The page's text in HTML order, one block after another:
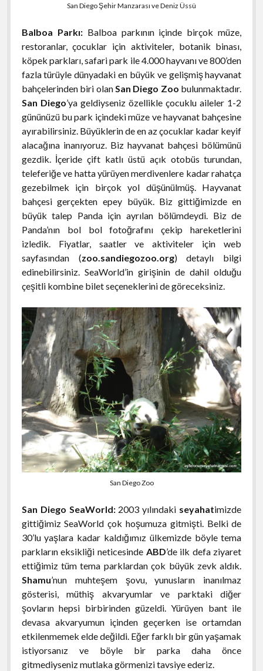
San Diego Şehir Manzarası ve Deniz Üssü
Balboa Parkı:Balboa parkının içinde birçok müze,
restoranlar, çocuklar için aktiviteler, botanik binası,
köpek parkları, safari park ile 4.000 hayvanı ve 800’den
fazla türüyle dünyadaki en büyük ve gelişmiş hayvanat
bahçelerinden biri olanSan Diego Zoo bulunmaktadır.
San Diego’ya geldiyseniz özellikle çocuklu aileler 1-2
gününüzü bu park içindeki müze ve hayvanat bahçesine
ayırabilirsiniz. Büyüklerin de en az çocuklar kadar keyif
alacağına inanıyoruz. Biz hayvanat bahçesi bölümünü
gezdik. İçeride çift katlı üstü açık otobüs turundan,
teleferiğe ve hatta yürüyen merdivenlere kadar rahatça
gezebilmek için birçok yol düşünülmüş. Hayvanat
bahçesi gerçekten epey büyük. Biz gittiğimizde en
büyük talep Panda için ayrılan bölümdeydi. Biz de
Panda’nın bol bol fotoğrafını çekip hareketlerini
izledik. Fiyatlar, saatler ve aktiviteler için web
sayfasından (zoo.sandiegozoo.org) detaylı bilgi
edinebilirsiniz. SeaWorld’in girişinin de dahil olduğu
çeşitli kombine bilet seçeneklerini de göreceksiniz.
San Diego Zoo
San Diego SeaWorld:2003 yılındaki seyahatimizde
gittiğimiz SeaWorld çok hoşumuza gitmişti. Belki de
30’lu yaşlara kadar kaldığımız ülkemizde böyle tema
parkların eksikliği neticesinde ABD’de ilk defa ziyaret
ettiğimiz tüm tema parklardan çok büyük zevk aldık.
Shamu’nun muhteşem şovu, yunusların inanılmaz
gösterisi, müthiş akvaryumlar ve parktaki diğer
şovların hepsi birbirinden güzeldi. Yürüyen bant ile
devasa akvaryumun içinden geçerken ise ortamdan
etkilenmemek elde değildi. Eğer farklı bir gün yaşamak
istiyorsanız ve böyle bir parka daha önce
gitmediyseniz mutlaka görmenizi tavsiye ederiz.